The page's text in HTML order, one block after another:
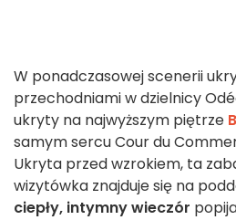
W ponadczasowej scenerii
przechodniami w dzielnicy
ukryty na najwyższym piętrze
samym sercu Cour du
Ukryta przed wzrokiem, ta
wizytówka znajduje się na
ciepły, intymny wieczór